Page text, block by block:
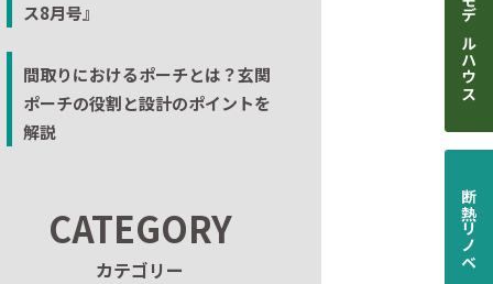
ス8月号』
間取りにおけるポーチとは？玄関
ポーチの役割と設計のポイントを
解説
CATEGORY
カテゴリー
モデルハウス
断熱リノベ